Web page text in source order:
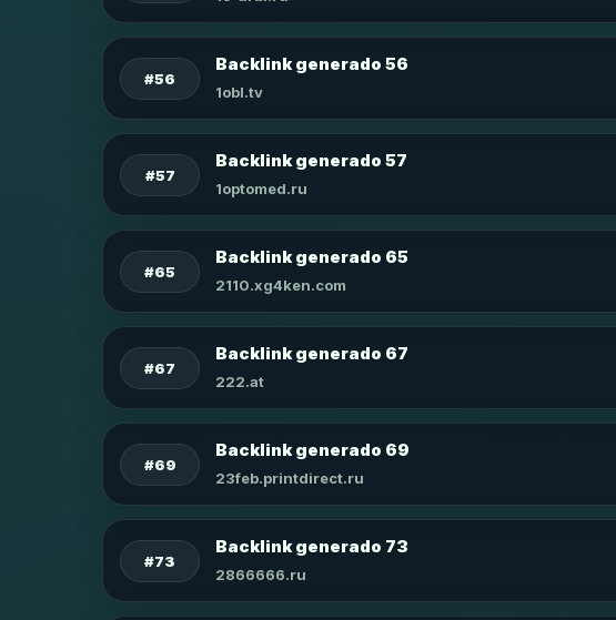
#56
Backlink generado 56
1obl.tv
#57
Backlink generado 57
1optomed.ru
#65
Backlink generado 65
2110.xg4ken.com
#67
Backlink generado 67
222.at
#69
Backlink generado 69
23feb.printdirect.ru
#73
Backlink generado 73
2866666.ru